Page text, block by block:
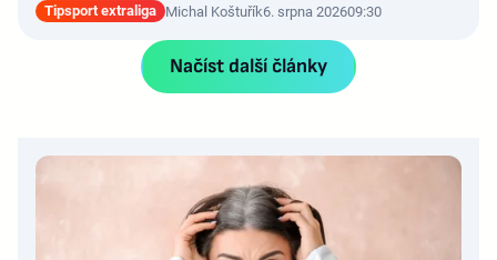
Tipsport extraliga Michal Koštuřík6. srpna 202609:30
Načíst další články